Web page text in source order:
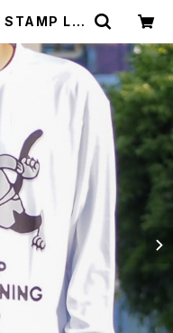
STAMP LO
Ride Po